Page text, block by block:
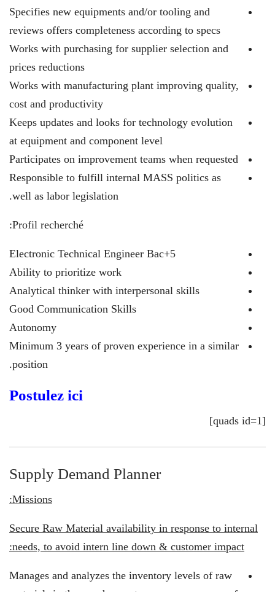
Specifies new equipments and/or tooling and
reviews offers completeness according to specs
Works with purchasing for supplier selection and
prices reductions
Works with manufacturing plant improving quality,
cost and productivity
Keeps updates and looks for technology evolution
at equipment and component level
Participates on improvement teams when requested
Responsible to fulfill internal MASS politics as
well as labor legislation.
Profil recherché:
Electronic Technical Engineer Bac+5
Ability to prioritize work
Analytical thinker with interpersonal skills
Good Communication Skills
Autonomy
Minimum 3 years of proven experience in a similar
position.
Postulez ici
[quads id=1]
Supply Demand Planner
Missions:
Secure Raw Material availability in response to internal
needs, to avoid intern line down & customer impact:
Manages and analyzes the inventory levels of raw